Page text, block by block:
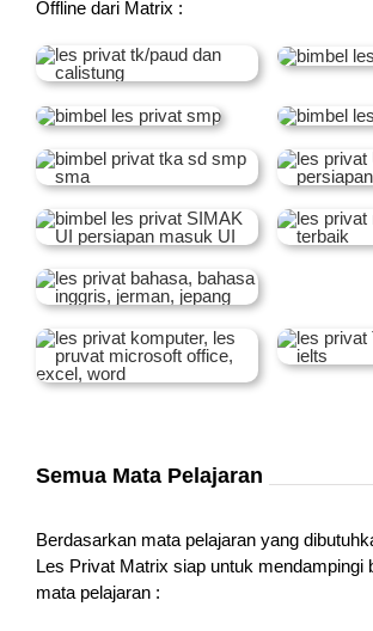
Offline dari Matrix :
Semua Mata Pelajaran
Berdasarkan mata pelajaran yang
Les Privat Matrix siap untuk mendampingi
mata pelajaran :